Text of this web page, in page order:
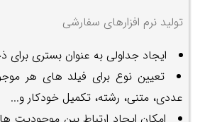
تولید نرم افزارهای سفارشی
ایجاد جداولی به عنوان بستری برای
تعیین نوع برای فیلد های هر
عددی، متنی، رشته، تکمیل خودکار و...